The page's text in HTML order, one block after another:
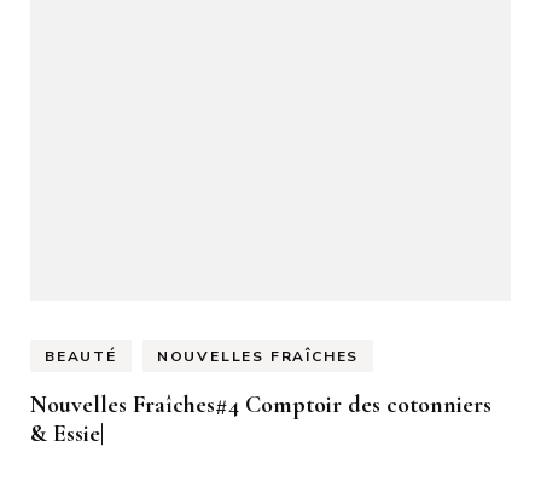
BEAUTÉ NOUVELLES FRAÎCHES
Nouvelles Fraîches#4 Comptoir des cotonniers
& Essie|